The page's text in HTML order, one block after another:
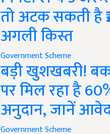
तो अटक सकती है
अगली किस्त
Government Scheme
बड़ी खुशखबरी!
पर मिल रहा है
अनुदान, जानें
Government Scheme